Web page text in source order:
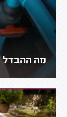
מה ההבדל